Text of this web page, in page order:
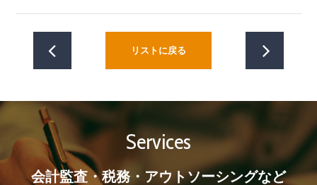
リストに戻る
Services
会計監査・税務・アウトソーシングなど